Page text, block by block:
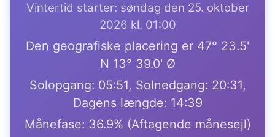
Vintertid starter: søndag den 25. oktober
2026 kl. 01:00
Den geografiske placering er 47° 23.5'
N 13° 39.0' Ø
Solopgang: 05:51, Solnedgang: 20:31,
Dagens længde: 14:39
Månefase: 36.9% (Aftagende månesejl)